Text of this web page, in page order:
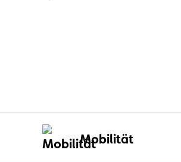
Mobilität